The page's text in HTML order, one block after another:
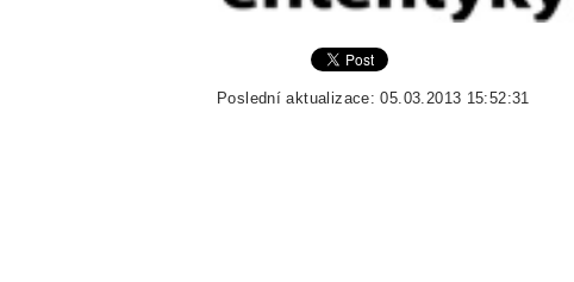
Poslední aktualizace: 05.03.2013 15:52:31